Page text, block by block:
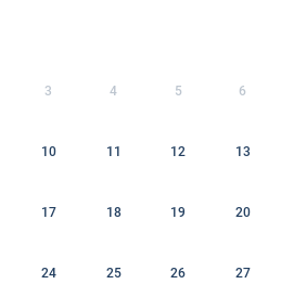
3 4 5 6
10 11 12 13
17 18 19 20
24 25 26 27